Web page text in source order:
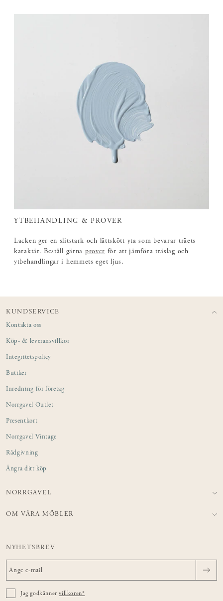
YTBEHANDLING & PROVER
Lacken ger en slitstark och lättskött yta som bevarar träets
karaktär. Beställ gärna prover för att jämföra träslag och
ytbehandlingar i hemmets eget ljus.
KUNDSERVICE
Kontakta oss
Köp- & leveransvillkor
Integritetspolicy
Butiker
Inredning för företag
Norrgavel Outlet
Presentkort
Norrgavel Vintage
Rådgivning
Ångra ditt köp
NORRGAVEL
OM VÅRA MÖBLER
NYHETSBREV
Jag godkännervillkoren*